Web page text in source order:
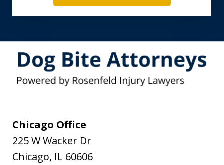
Chicago Office
225 W Wacker Dr
Chicago, IL 60606